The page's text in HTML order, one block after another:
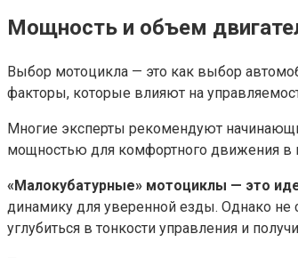
Мощность и объем
Выбор мотоцикла — это как выбор
факторы, которые влияют на
Многие эксперты рекомендуют
мощностью для комфортного движения в
«Малокубатурные» мотоциклы — это
динамику для уверенной езды.​ Однако не
углубиться в тонкости управления и